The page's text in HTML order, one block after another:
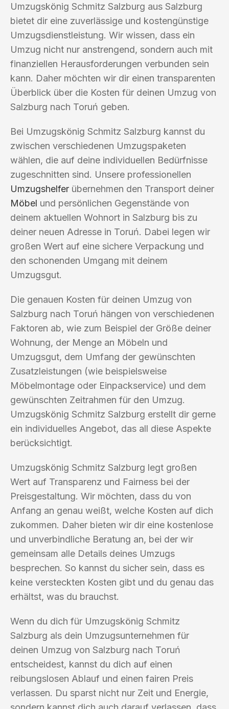
Umzugskönig Schmitz Salzburg aus Salzburg
bietet dir eine zuverlässige und kostengünstige
Umzugsdienstleistung. Wir wissen, dass ein
Umzug nicht nur anstrengend, sondern auch mit
finanziellen Herausforderungen verbunden sein
kann. Daher möchten wir dir einen transparenten
Überblick über die Kosten für deinen Umzug von
Salzburg nach Toruń geben.
Bei Umzugskönig Schmitz Salzburg kannst du
zwischen verschiedenen Umzugspaketen
wählen, die auf deine individuellen Bedürfnisse
zugeschnitten sind. Unsere professionellen
Umzugshelfer übernehmen den Transport deiner
Möbel und persönlichen Gegenstände von
deinem aktuellen Wohnort in Salzburg bis zu
deiner neuen Adresse in Toruń. Dabei legen wir
großen Wert auf eine sichere Verpackung und
den schonenden Umgang mit deinem
Umzugsgut.
Die genauen Kosten für deinen Umzug von
Salzburg nach Toruń hängen von verschiedenen
Faktoren ab, wie zum Beispiel der Größe deiner
Wohnung, der Menge an Möbeln und
Umzugsgut, dem Umfang der gewünschten
Zusatzleistungen (wie beispielsweise
Möbelmontage oder Einpackservice) und dem
gewünschten Zeitrahmen für den Umzug.
Umzugskönig Schmitz Salzburg erstellt dir gerne
ein individuelles Angebot, das all diese Aspekte
berücksichtigt.
Umzugskönig Schmitz Salzburg legt großen
Wert auf Transparenz und Fairness bei der
Preisgestaltung. Wir möchten, dass du von
Anfang an genau weißt, welche Kosten auf dich
zukommen. Daher bieten wir dir eine kostenlose
und unverbindliche Beratung an, bei der wir
gemeinsam alle Details deines Umzugs
besprechen. So kannst du sicher sein, dass es
keine versteckten Kosten gibt und du genau das
erhältst, was du brauchst.
Wenn du dich für Umzugskönig Schmitz
Salzburg als dein Umzugsunternehmen für
deinen Umzug von Salzburg nach Toruń
entscheidest, kannst du dich auf einen
reibungslosen Ablauf und einen fairen Preis
verlassen. Du sparst nicht nur Zeit und Energie,